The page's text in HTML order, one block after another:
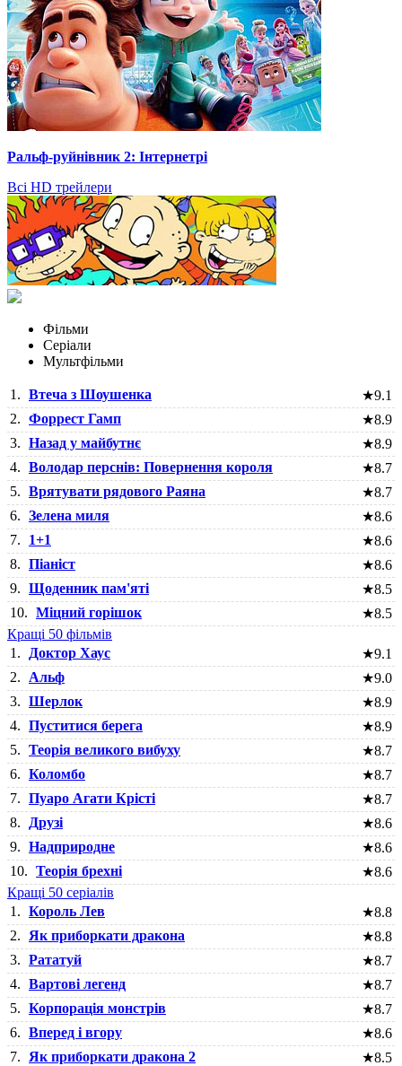
Ральф-руйнівник 2: Інтернетрі
Всі HD трейлери
Фільми
Серіали
Мультфільми
1. Втеча з Шоушенка ★9.1
2. Форрест Гамп ★8.9
3. Назад у майбутнє ★8.9
4. Володар перснів: Повернення короля ★8.7
5. Врятувати рядового Раяна ★8.7
6. Зелена миля ★8.6
7.
1+1 ★8.6
8. Піаніст ★8.6
9. Щоденник пам'яті ★8.5
10. Міцний горішок ★8.5
Кращі 50 фільмів
1.
Доктор Хаус ★9.1
2.
Альф ★9.0
3. Шерлок ★8.9
4. Пуститися берега ★8.9
5. Теорія великого вибуху ★8.7
6. Коломбо ★8.7
7. Пуаро Агати Крісті ★8.7
8.
Друзі ★8.6
9. Надприродне ★8.6
10. Теорія брехні ★8.6
Кращі 50 серіалів
1. Король Лев ★8.8
2.
Як приборкати дракона ★8.8
3. Рататуй ★8.7
4. Вартові легенд ★8.7
5. Корпорація монстрів ★8.7
6. Вперед і вгору ★8.6
7.
Як приборкати дракона 2 ★8.5